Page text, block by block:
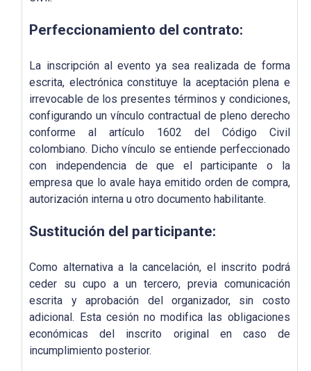
Perfeccionamiento del contrato:
La inscripción al evento ya sea realizada de forma
escrita, electrónica constituye la aceptación plena e
irrevocable de los presentes términos y condiciones,
configurando un vínculo contractual de pleno derecho
conforme al artículo 1602 del Código Civil
colombiano. Dicho vínculo se entiende perfeccionado
con independencia de que el participante o la
empresa que lo avale haya emitido orden de compra,
autorización interna u otro documento habilitante.
Sustitución del participante:
Como alternativa a la cancelación, el inscrito podrá
ceder su cupo a un tercero, previa comunicación
escrita y aprobación del organizador, sin costo
adicional. Esta cesión no modifica las obligaciones
económicas del inscrito original en caso de
incumplimiento posterior.